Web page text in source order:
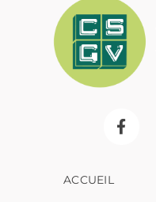
ACCUEIL